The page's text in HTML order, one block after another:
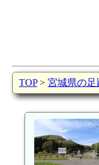
TOP> 宮城県の足